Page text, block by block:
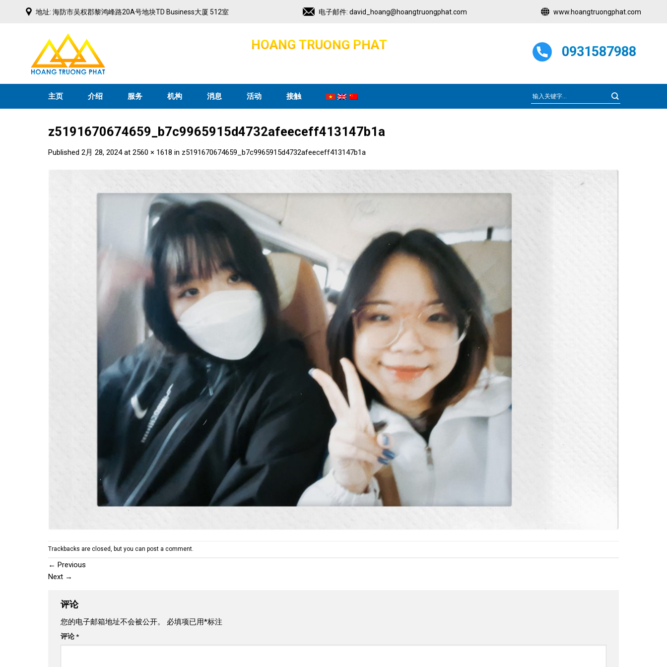
地址: 海防市吴权郡黎鸿峰路20A号地块TD Business大厦 512室 电子邮件: david_hoang@hoangtruongphat.com www.hoangtruongphat.com
HOANG TRUONG PHAT 0931587988
主页 介绍 服务 机构 消息 活动 接触
z5191670674659_b7c9965915d4732afeeceff413147b1a
Published 2月 28, 2024at 2560 × 1618 in z5191670674659_b7c9965915d4732afeeceff413147b1a
Trackbacks are closed, but you can post a comment.
← Previous
Next →
评论
您的电子邮箱地址不会被公开。 必填项已用*标注
评论*